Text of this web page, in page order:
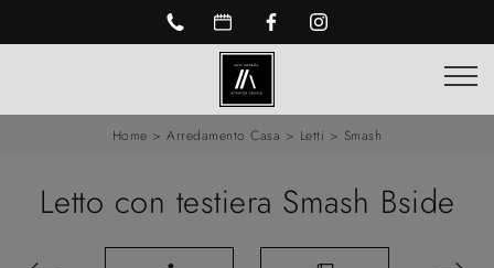
Home >Arredamento Casa > Letti > Smash
Letto con testiera Smash Bside